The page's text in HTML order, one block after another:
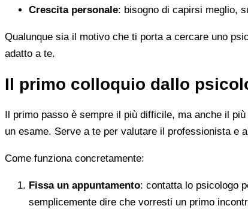
Crescita personale: bisogno di capirsi meglio,
Qualunque sia il motivo che ti porta a cercare uno
adatto a te.
Il primo colloquio dallo
Il primo passo è sempre il più difficile, ma anche il
un esame. Serve a te per valutare il professionista e
Come funziona concretamente:
Fissa un appuntamento: contatta lo psicologo
semplicemente dire che vorresti un primo